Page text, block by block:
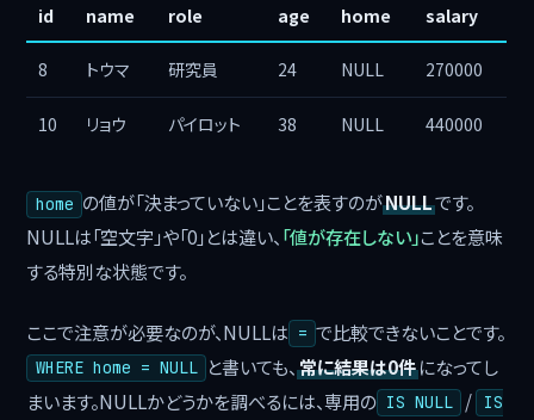
id name role age home salary
8 トウマ 研究員 24 NULL 270000
10 リョウ パイロット 38 NULL 440000
home の値が「決まっていない」ことを表すのがNULLです。
NULLは「空文字」や「0」とは違い、 「値が存在しない」ことを意味
する特別な状態です。
ここで注意が必要なのが、NULLは = で比較できないことです。
WHERE home = NULL と書いても、 常に結果は0件になってし
まいます。NULLかどうかを調べるには、専用の IS NULL /
IS